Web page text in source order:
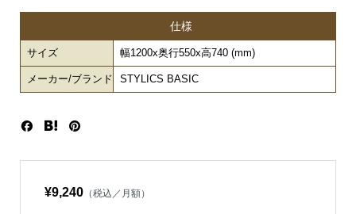
仕様
サイズ 幅1200x奥行550x高740 (mm)
メーカー/ブランド STYLICS BASIC
¥9,240（税込／月額）